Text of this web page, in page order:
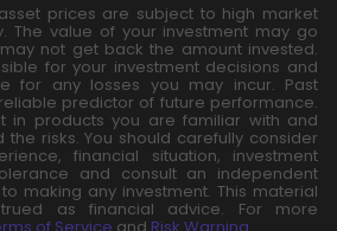
prices are subject to high market
The value of your investment may go
not get back the amount invested.
for your investment decisions and
for any losses you may incur. Past
predictor of future performance.
in products you are familiar with and
risks. You should carefully consider
financial situation, investment
and consult an independent
making any investment. This material
as financial advice. For more